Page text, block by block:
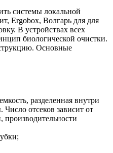
системы локальной
Ergobox, Волгарь для для
В устройствах всех
биологической очистки.
Основные
разделенная внутри
отсеков зависит от